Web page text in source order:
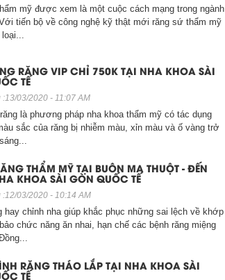
Tế
sài gòn
mỹ được xem là một cuộc cách mạng trong ngành
tiến bộ về công nghệ kỹ thật mới răng sứ thẩm mỹ
RĂNG VIP CHỈ 750K TẠI NHA KHOA SÀI
TẾ
03/2020 - 11:07 AM
là phương pháp nha khoa thẩm mỹ có tác dụng
sắc của răng bị nhiễm màu, xỉn màu và ố vàng trở
THẨM MỸ TẠI BUÔN MA THUỘT - ĐẾN
KHOA SÀI GÒN QUỐC TẾ
:12/03/2020 - 10:14 AM
hay chỉnh nha giúp khắc phục những sai lệch về khớp
chức năng ăn nhai, hạn chế các bệnh răng miệng
RĂNG THÁO LẮP TẠI NHA KHOA SÀI
TẾ